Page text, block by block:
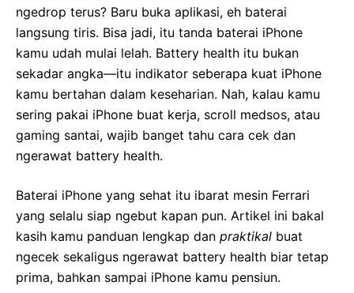
ngedrop terus? Baru buka aplikasi, eh baterai
langsung tiris. Bisa jadi, itu tanda baterai iPhone
kamu udah mulai lelah. Battery health itu bukan
sekadar angka—itu indikator seberapa kuat iPhone
kamu bertahan dalam keseharian. Nah, kalau kamu
sering pakai iPhone buat kerja, scroll medsos, atau
gaming santai, wajib banget tahu cara cek dan
ngerawat battery health.
Baterai iPhone yang sehat itu ibarat mesin Ferrari
yang selalu siap ngebut kapan pun. Artikel ini bakal
kasih kamu panduan lengkap dan praktikal buat
ngecek sekaligus ngerawat battery health biar tetap
prima, bahkan sampai iPhone kamu pensiun.